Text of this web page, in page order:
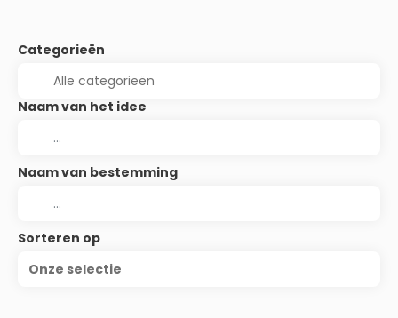
Categorieën
Naam van het idee
Naam van bestemming
Sorteren op
Onze selectie